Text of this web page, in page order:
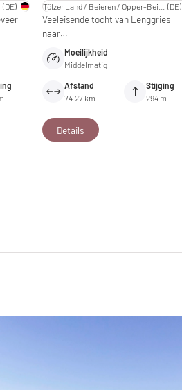
(DE) (DE)
Veeleisende tocht van Lenggries
naar…
Moeilijkheid
Middelmatig
Afstand
74.27 km
Stijging
294 m
Details